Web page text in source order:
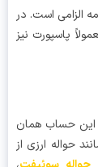
است. در
نیز
همان
ارزی از